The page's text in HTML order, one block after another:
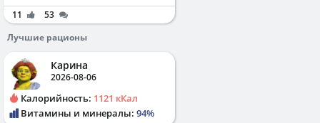
11
53
Лучшие рационы
Карина
2026-08-06
Калорийность: 1121 кКал
Витамины и минералы: 94%